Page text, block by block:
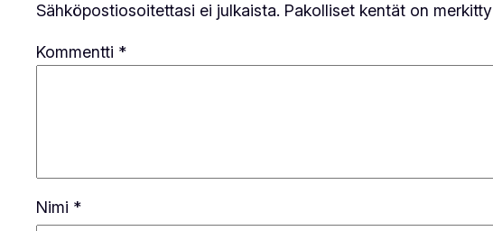
Sähköpostiosoitettasi ei julkaista. Pakolliset kentät on merkitty
Kommentti *
Nimi *